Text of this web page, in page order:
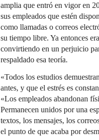
amplia que entró en vigor en
sus empleados que estén
como llamadas o correos
su tiempo libre. Ya entonces
convirtiendo en un perjuicio
respaldado esa teoría.
«Todos los estudios
antes, y que el estrés es
«Los empleados abandonan
Permanecen unidos por una
textos, los mensajes, los
el punto de que acaba por